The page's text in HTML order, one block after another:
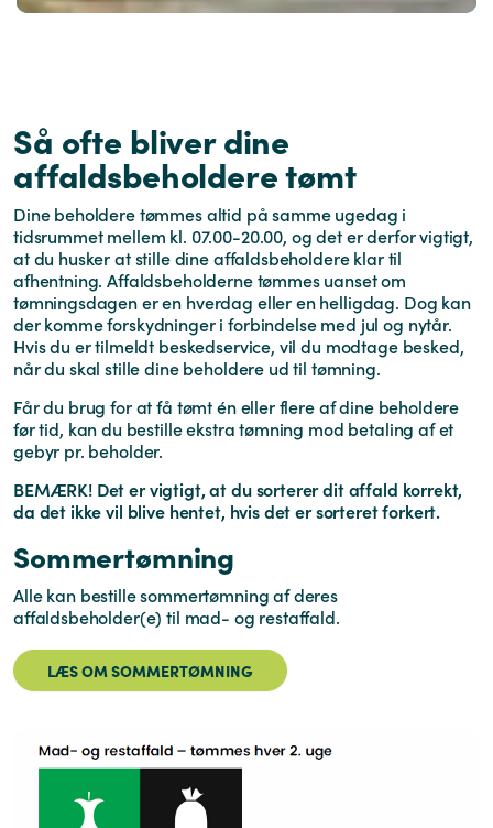
Så ofte bliver dine
affaldsbeholdere tømt
Dine beholdere tømmes altid på samme ugedag i
tidsrummet mellem kl. 07.00-20.00, og det er derfor vigtigt,
at du husker at stille dine affaldsbeholdere klar til
afhentning. Affaldsbeholderne tømmes uanset om
tømningsdagen er en hverdag eller en helligdag. Dog kan
der komme forskydninger i forbindelse med jul og nytår.
Hvis du er tilmeldt beskedservice, vil du modtage besked,
når du skal stille dine beholdere ud til tømning.
Får du brug for at få tømt én eller flere af dine beholdere
før tid, kan du bestille ekstra tømning mod betaling af et
gebyr pr. beholder.
BEMÆRK! Det er vigtigt, at du sorterer dit affald korrekt,
da det ikke vil blive hentet, hvis det er sorteret forkert.
Sommertømning
Alle kan bestille sommertømning af deres
affaldsbeholder(e) til mad- og restaffald.
LÆS OM SOMMERTØMNING